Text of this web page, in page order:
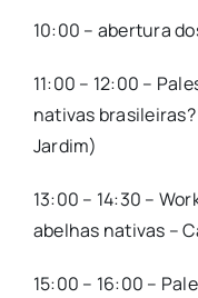
10:00 – abertura
11:00 – 12:00 –
nativas
Jardim)
13:00 – 14:30 –
abelhas nativas –
15:00 – 16:00 –